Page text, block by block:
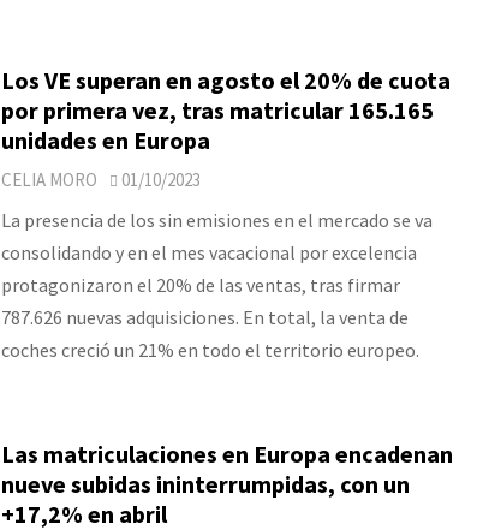
Los VE superan en agosto el 20% de cuota
por primera vez, tras matricular 165.165
unidades en Europa
CELIA MORO 01/10/2023
La presencia de los sin emisiones en el mercado se va
consolidando y en el mes vacacional por excelencia
protagonizaron el 20% de las ventas, tras firmar
787.626 nuevas adquisiciones. En total, la venta de
coches creció un 21% en todo el territorio europeo.
Las matriculaciones en Europa encadenan
nueve subidas ininterrumpidas, con un
+17,2% en abril